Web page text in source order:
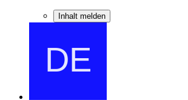
Inhalt melden